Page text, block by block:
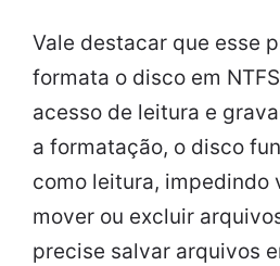
Vale destacar que esse
formata o disco em
acesso de leitura e
a formatação, o disco
como leitura, impedindo
mover ou excluir
precise salvar arquivos